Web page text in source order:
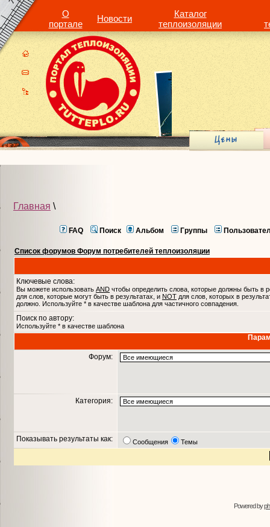
О
портале
Новости
Каталог
теплоизоляции
Главная \
FAQ Поиск Альбом Группы
Список форумов Форум потребителей теплоизоляции
Ключевые слова:
Вы можете использовать AND чтобы определить слова, которые должны быть в
для слов, которые могут быть в результатах, и NOT для слов, которых в
должно. Используйте * в качестве шаблона для частичного совпадения.
Поиск по автору:
Используйте * в качестве шаблона
Форум:
Категория:
Показывать результаты как: Сообщения Темы
Powered by